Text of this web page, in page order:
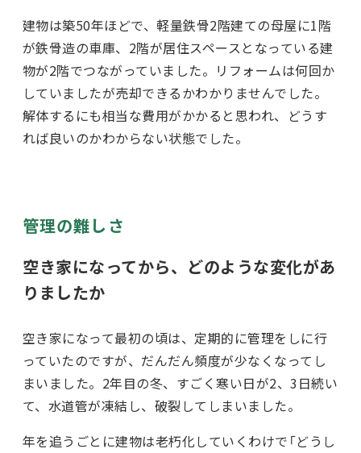
建物は築50年ほどで、軽量鉄骨2階建ての母屋に1階
が鉄骨造の車庫、2階が居住スペースとなっている建
物が2階でつながっていました。リフォームは何回か
していましたが売却できるかわかりませんでした。
解体するにも相当な費用がかかると思われ、どうす
れば良いのかわからない状態でした。
管理の難しさ
空き家になってから、どのような変化があ
りましたか
空き家になって最初の頃は、定期的に管理をしに行
っていたのですが、だんだん頻度が少なくなってし
まいました。2年目の冬、すごく寒い日が2、3日続い
て、水道管が凍結し、破裂してしまいました。
年を追うごとに建物は老朽化していくわけで「どうし